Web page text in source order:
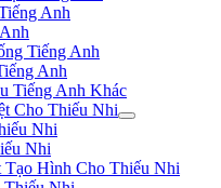
Anh
Tiếng Anh
Anh
Tiếng Anh Khác
Cho Thiếu Nhi
Nhi
Nhi
Tạo Hình Cho Thiếu Nhi